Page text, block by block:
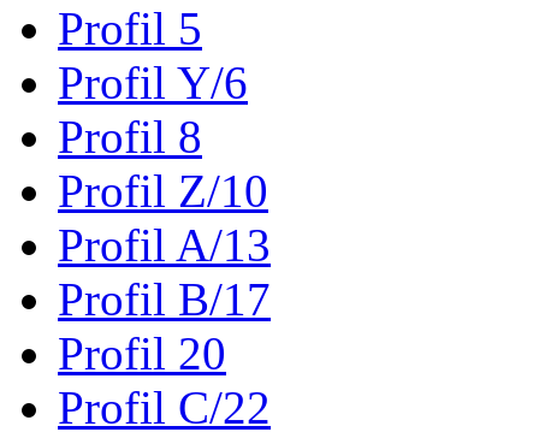
Profil 5
Profil Y/6
Profil 8
Profil Z/10
Profil A/13
Profil B/17
Profil 20
Profil C/22